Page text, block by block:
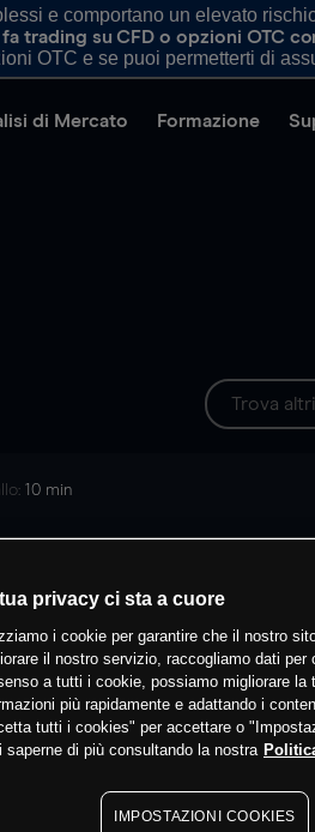
e comportano un elevato
trading su CFD o opzioni OTC
OTC e se puoi permetterti di
di Mercato Formazione
10 min
privacy ci sta a cuore
i cookie per garantire che il nostro
il nostro servizio, raccogliamo dati
a tutti i cookie, possiamo migliorare
più rapidamente e adattando i
tutti i cookies" per accettare o
saperne di più consultando la nostra
IMPOSTAZIONI COOKIES